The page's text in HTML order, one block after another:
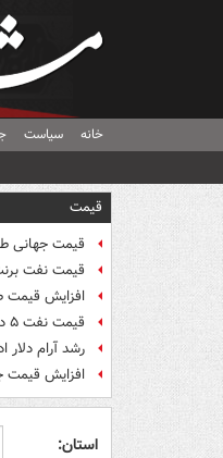
خانه سیاست
قیمت
قیمت جهانی طلا
قیمت نفت برنت به ۷۹
افزایش قیمت
قیمت نفت ۵ درصد کاهش یافت
رشد آرام دلار
افزایش قیمت
استان: